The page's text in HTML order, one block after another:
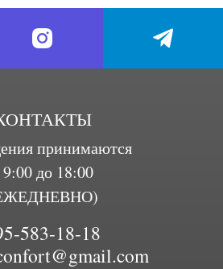
принимаются
9:00 до 18:00
583-18-18